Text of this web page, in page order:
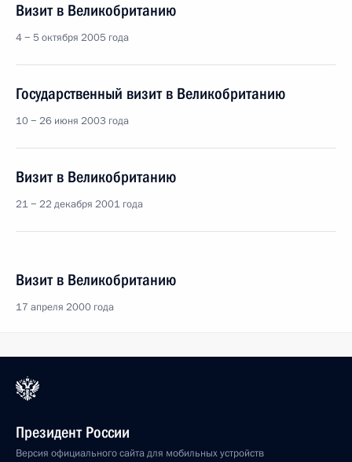
Визит в Великобританию
4 − 5 октября 2005 года
Государственный визит в Великобританию
10 − 26 июня 2003 года
Визит в Великобританию
21 − 22 декабря 2001 года
Визит в Великобританию
17 апреля 2000 года
Президент России
Версия официального сайта для мобильных устройств